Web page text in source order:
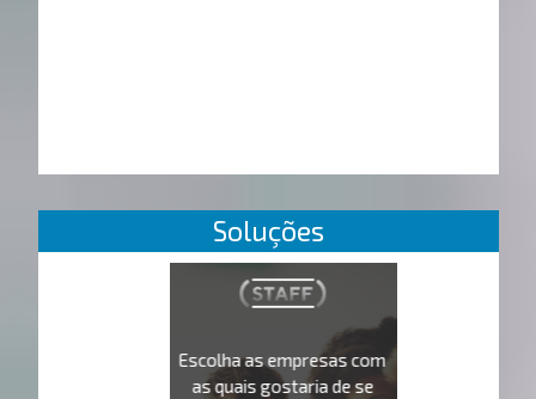
Soluções
Escolha as empresas com
as quais gostaria de se